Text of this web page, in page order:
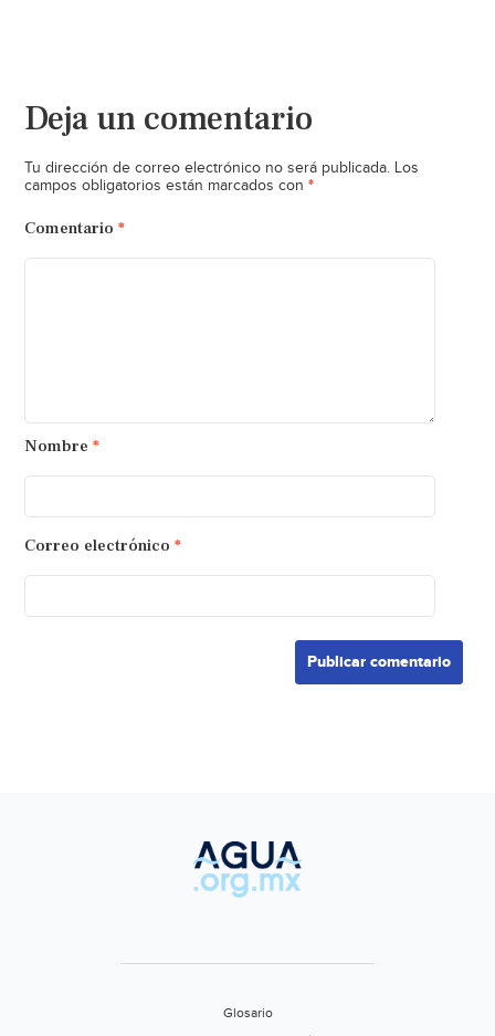
Deja un comentario
Tu dirección de correo electrónico no será publicada. Los
campos obligatorios están marcados con *
Comentario *
Nombre *
Correo electrónico *
Glosario